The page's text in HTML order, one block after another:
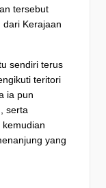
tersebut
Kerajaan
sendiri terus
teritori
ia pun
serta
yang